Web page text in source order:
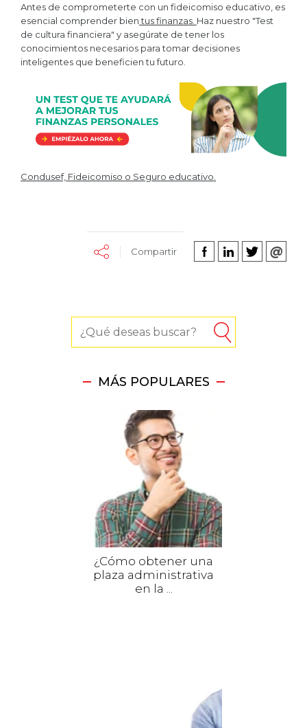
MÁS POPULARES
¿Cómo obtener una
plaza administrativa
en la ...
Antes de comprometerte con un fideicomiso educativo, es
esencial comprender bientus finanzas. Haz nuestro "Test
de cultura financiera" y asegúrate de tener los
conocimientos necesarios para tomar decisiones
inteligentes que beneficien tu futuro.
Condusef, Fideicomiso o Seguro educativo.
Compartir